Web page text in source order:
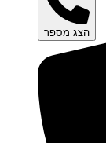
הצג מספר